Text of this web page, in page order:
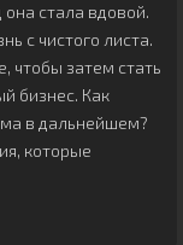
стала вдовой.
с чистого листа.
чтобы затем стать
бизнес. Как
в дальнейшем?
которые